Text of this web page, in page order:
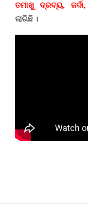
ତମାଖୁ ଦ୍ରବ୍ୟ,ଜର୍ଦା,
ଲାଗିଛି ।